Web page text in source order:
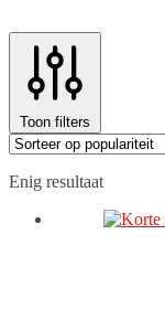
Toon filters
Enig resultaat